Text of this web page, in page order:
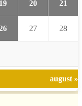
19 20 21
27 28
august »